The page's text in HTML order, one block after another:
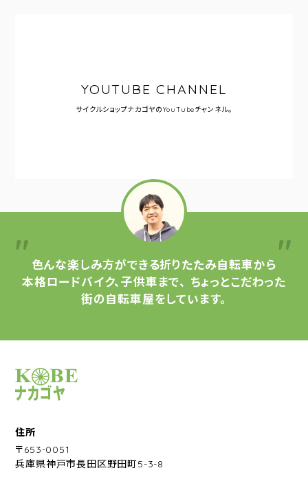
YOUTUBE CHANNEL
サイクルショップナカゴヤのYouTubeチャンネル。
色んな楽しみ方ができる折りたたみ自転車から
本格ロードバイク、子供車まで、 ちょっとこだわった
街の自転車屋をしています。
サイクルショップナカゴヤ
住所
〒653-0051
兵庫県神戸市長田区野田町5-3-8